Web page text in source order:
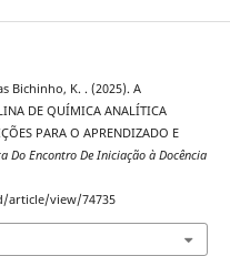
Bichinho, K. . (2025). A
DE QUÍMICA ANALÍTICA
PARA O APRENDIZADO E
Do Encontro De Iniciação à Docência
article/view/74735